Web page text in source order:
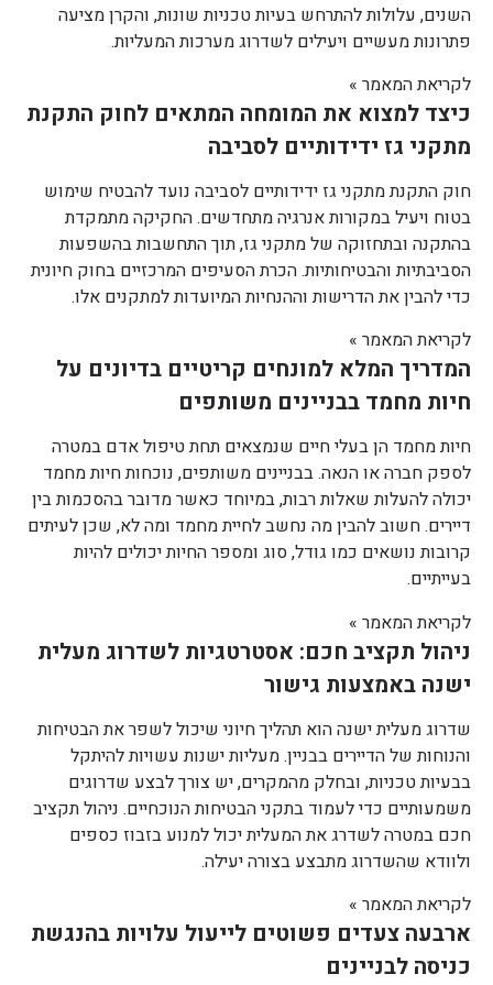
השנים, עלולות להתרחש בעיות טכניות שונות, והקרן מציעה
פתרונות מעשיים ויעילים לשדרוג מערכות המעליות.
לקריאת המאמר »
כיצד למצוא את המומחה המתאים לחוק התקנת
מתקני גז ידידותיים לסביבה
חוק התקנת מתקני גז ידידותיים לסביבה נועד להבטיח שימוש
בטוח ויעיל במקורות אנרגיה מתחדשים. החקיקה מתמקדת
בהתקנה ובתחזוקה של מתקני גז, תוך התחשבות בהשפעות
הסביבתיות והבטיחותיות. הכרת הסעיפים המרכזיים בחוק חיונית
כדי להבין את הדרישות וההנחיות המיועדות למתקנים אלו.
לקריאת המאמר »
המדריך המלא למונחים קריטיים בדיונים על
חיות מחמד בבניינים משותפים
חיות מחמד הן בעלי חיים שנמצאים תחת טיפול אדם במטרה
לספק חברה או הנאה. בבניינים משותפים, נוכחות חיות מחמד
יכולה להעלות שאלות רבות, במיוחד כאשר מדובר בהסכמות בין
דיירים. חשוב להבין מה נחשב לחיית מחמד ומה לא, שכן לעיתים
קרובות נושאים כמו גודל, סוג ומספר החיות יכולים להיות
בעייתיים.
לקריאת המאמר »
ניהול תקציב חכם: אסטרטגיות לשדרוג מעלית
ישנה באמצעות גישור
שדרוג מעלית ישנה הוא תהליך חיוני שיכול לשפר את הבטיחות
והנוחות של הדיירים בבניין. מעליות ישנות עשויות להיתקל
בבעיות טכניות, ובחלק מהמקרים, יש צורך לבצע שדרוגים
משמעותיים כדי לעמוד בתקני הבטיחות הנוכחיים. ניהול תקציב
חכם במטרה לשדרג את המעלית יכול למנוע בזבוז כספים
ולוודא שהשדרוג מתבצע בצורה יעילה.
לקריאת המאמר »
ארבעה צעדים פשוטים לייעול עלויות בהנגשת
כניסה לבניינים